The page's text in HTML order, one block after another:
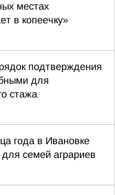
местах
в копеечку»
подтверждения
для
стажа
года в Ивановке
семей аграриев